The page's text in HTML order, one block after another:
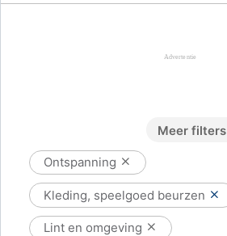
Meer filters
Ontspanning
Kleding, speelgoed beurzen
Lint en omgeving